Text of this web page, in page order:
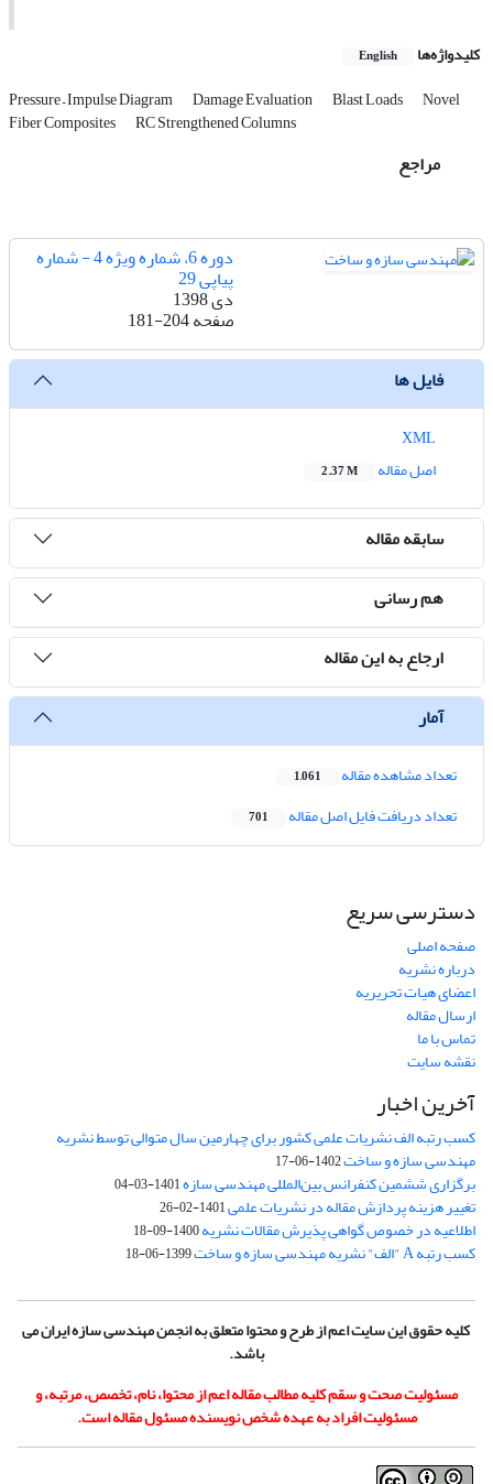
کلیدواژه‌ها English
Pressure – Impulse Diagram Damage Evaluation Blast Loads Novel
Fiber Composites RC Strengthened Columns
مراجع
دوره 6، شماره ویژه 4 - شماره
پیاپی 29
دی 1398
صفحه181-204
فایل ها
اصل مقاله
2.37 M
سابقه مقاله
هم رسانی
ارجاع به این مقاله
آمار
تعداد مشاهده مقاله 1,061
تعداد دریافت فایل اصل مقاله 701
دسترسی سریع
صفحه اصلی
درباره نشریه
اعضای هیات تحریریه
ارسال مقاله
تماس با ما
نقشه سایت
آخرین اخبار
کسب رتبه الف نشریات علمی کشور برای چهارمین سال متوالی توسط نشریه
مهندسی سازه و ساخت1402-06-17
برگزاری ششمین کنفرانس بین‌المللی مهندسی سازه1401-03-04
تغییر هزینه پردازش مقاله در نشریات علمی1401-02-26
اطلاعیه در خصوص گواهی پذیرش مقالات نشریه1400-09-18
کسب رتبه A "الف" نشریه مهندسی سازه و ساخت 1399-06-18
کلیه حقوق این سایت اعم از طرح و محتوا متعلق به انجمن مهندسی سازه ایران می
باشد.
مسئولیت صحت و سقم کلیه مطالب مقاله اعم از محتوا، نام، تخصص، مرتبه، و
مسئولیت افراد به عهده شخص نویسنده مسئول مقاله است.